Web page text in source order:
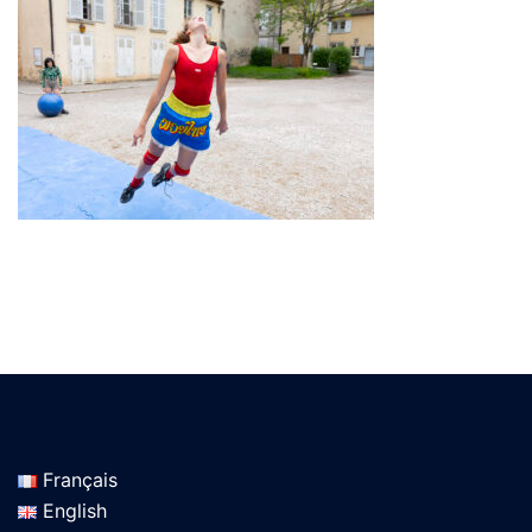
Français
English